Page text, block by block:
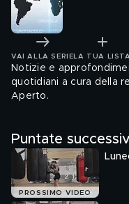
VAI ALLA SERIE LA TUA LISTA
Notizie e
quotidiani a cura della
Aperto.
Puntate
PROSSIMO VIDEO